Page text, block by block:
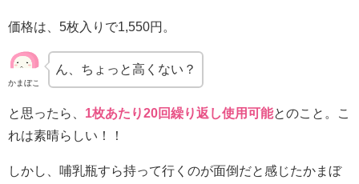
価格は、5枚入りで1,550円。
かまぼこ
ん、ちょっと高くない？
と思ったら、 1枚あたり20回繰り返し使用可能とのこと。こ
れは素晴らしい！！
しかし、哺乳瓶すら持って行くのが面倒だと感じたかまぼ